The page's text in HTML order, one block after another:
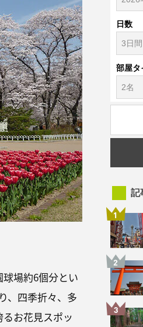
場約6個分とい
、四季折々、多
お花見スポッ
日数
部屋タ
記